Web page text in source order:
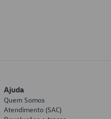
Ajuda
Quem Somos
Atendimento (SAC)